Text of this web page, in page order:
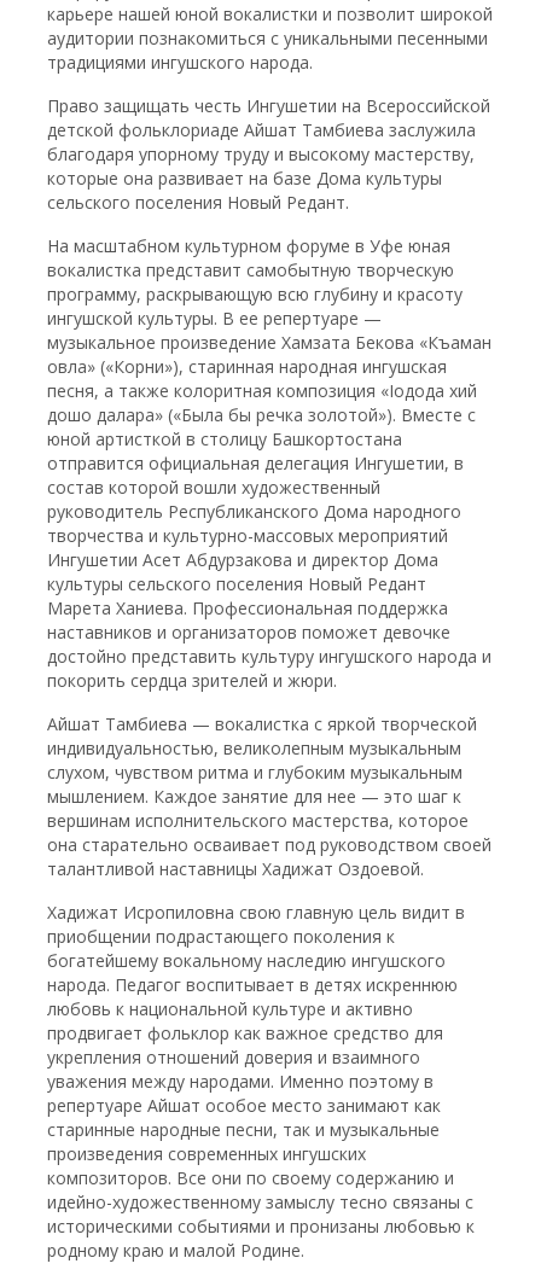
карьере нашей юной вокалистки и позволит широкой
аудитории познакомиться с уникальными песенными
традициями ингушского народа.
Право защищать честь Ингушетии на Всероссийской
детской фольклориаде Айшат Тамбиева заслужила
благодаря упорному труду и высокому мастерству,
которые она развивает на базе Дома культуры
сельского поселения Новый Редант.
На масштабном культурном форуме в Уфе юная
вокалистка представит самобытную творческую
программу, раскрывающую всю глубину и красоту
ингушской культуры. В ее репертуаре —
музыкальное произведение Хамзата Бекова «Къаман
овла» («Корни»), старинная народная ингушская
песня, а также колоритная композиция «Iодода хий
дошо далара» («Была бы речка золотой»). Вместе с
юной артисткой в столицу Башкортостана
отправится официальная делегация Ингушетии, в
состав которой вошли художественный
руководитель Республиканского Дома народного
творчества и культурно-массовых мероприятий
Ингушетии Асет Абдурзакова и директор Дома
культуры сельского поселения Новый Редант
Марета Ханиева. Профессиональная поддержка
наставников и организаторов поможет девочке
достойно представить культуру ингушского народа и
покорить сердца зрителей и жюри.
Айшат Тамбиева — вокалистка с яркой творческой
индивидуальностью, великолепным музыкальным
слухом, чувством ритма и глубоким музыкальным
мышлением. Каждое занятие для нее — это шаг к
вершинам исполнительского мастерства, которое
она старательно осваивает под руководством своей
талантливой наставницы Хадижат Оздоевой.
Хадижат Исропиловна свою главную цель видит в
приобщении подрастающего поколения к
богатейшему вокальному наследию ингушского
народа. Педагог воспитывает в детях искреннюю
любовь к национальной культуре и активно
продвигает фольклор как важное средство для
укрепления отношений доверия и взаимного
уважения между народами. Именно поэтому в
репертуаре Айшат особое место занимают как
старинные народные песни, так и музыкальные
произведения современных ингушских
композиторов. Все они по своему содержанию и
идейно-художественному замыслу тесно связаны с
историческими событиями и пронизаны любовью к
родному краю и малой Родине.